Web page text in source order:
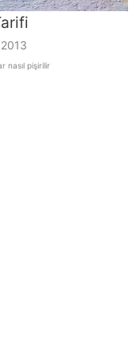
nasıl pişirilir